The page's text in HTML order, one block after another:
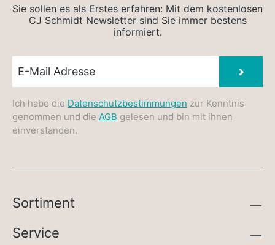
Sie sollen es als Erstes erfahren: Mit dem kostenlosen
CJ Schmidt Newsletter sind Sie immer bestens
informiert.
Ich habe die Datenschutzbestimmungen zur Kenntnis
genommen und die AGB gelesen und bin mit ihnen
einverstanden.
Sortiment
Service